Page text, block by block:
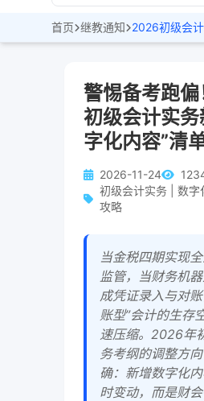
首页 继教通知 2026初级会
警惕备考跑
初级会计实务
字化内容”清
2026-11-24
初级会计实务 | 数字
攻略
当金税四期实现
监管，当财务机
成凭证录入与对
账型”会计的生存
速压缩。2026年
务考纲的调整方
确：新增数字化
时变动，而是财